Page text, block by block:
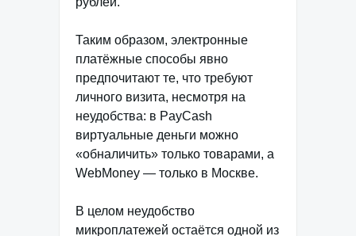
Таким образом, электронные
платёжные способы явно
предпочитают те, что требуют
личного визита, несмотря на
неудобства: в PayCash
виртуальные деньги можно
«обналичить» только товарами, а
WebMoney — только в Москве.
В целом неудобство
микроплатежей остаётся одной из